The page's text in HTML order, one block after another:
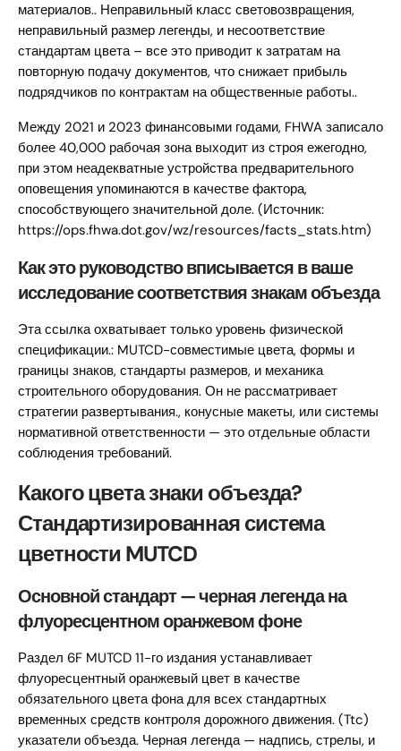
материалов.. Неправильный класс световозвращения,
неправильный размер легенды, и несоответствие
стандартам цвета – все это приводит к затратам на
повторную подачу документов, что снижает прибыль
подрядчиков по контрактам на общественные работы..
Между 2021 и 2023 финансовыми годами, FHWA записало
более 40,000 рабочая зона выходит из строя ежегодно,
при этом неадекватные устройства предварительного
оповещения упоминаются в качестве фактора,
способствующего значительной доле. (Источник:
https://ops.fhwa.dot.gov/wz/resources/facts_stats.htm)
Как это руководство вписывается в ваше
исследование соответствия знакам объезда
Эта ссылка охватывает только уровень физической
спецификации.: MUTCD-совместимые цвета, формы и
границы знаков, стандарты размеров, и механика
строительного оборудования. Он не рассматривает
стратегии развертывания., конусные макеты, или системы
нормативной ответственности — это отдельные области
соблюдения требований.
Какого цвета знаки объезда?
Стандартизированная система
цветности MUTCD
Основной стандарт — черная легенда на
флуоресцентном оранжевом фоне
Раздел 6F MUTCD 11-го издания устанавливает
флуоресцентный оранжевый цвет в качестве
обязательного цвета фона для всех стандартных
временных средств контроля дорожного движения. (Ttc)
указатели объезда. Черная легенда — надпись, стрелы, и